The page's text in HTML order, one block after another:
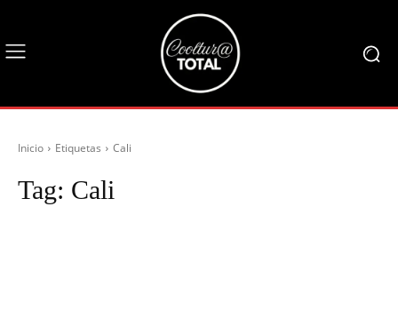
Inicio Etiquetas Cali
Tag: Cali